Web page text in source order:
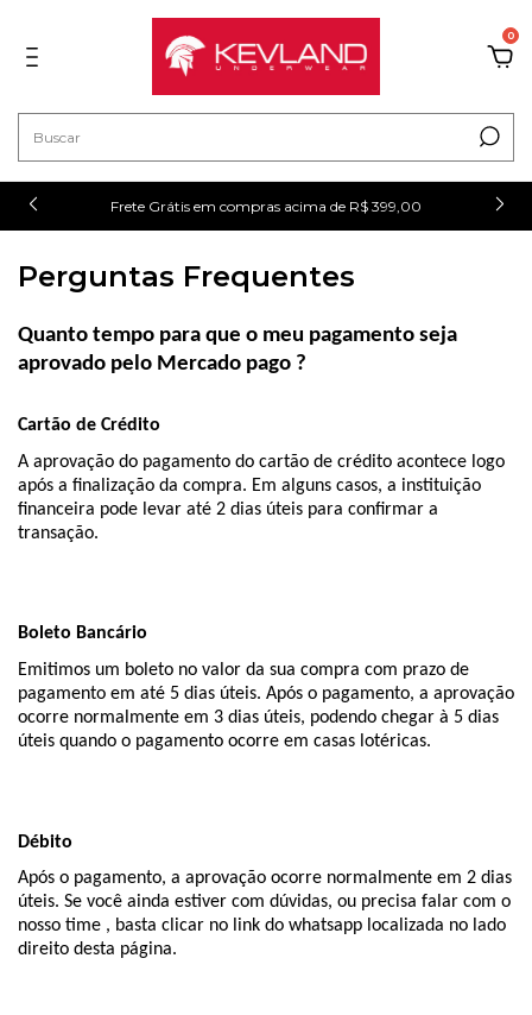
0
Frete Grátis em compras acima de R$ 399,00
Perguntas Frequentes
Quanto tempo para que o meu pagamento seja
aprovado pelo Mercado pago ?
Cartão de Crédito
A aprovação do pagamento do cartão de crédito acontece logo
após a finalização da compra. Em alguns casos, a instituição
financeira pode levar até 2 dias úteis para confirmar a
transação.
Boleto Bancário
Emitimos um boleto no valor da sua compra com prazo de
pagamento em até 5 dias úteis. Após o pagamento, a aprovação
ocorre normalmente em 3 dias úteis, podendo chegar à 5 dias
úteis quando o pagamento ocorre em casas lotéricas.
Débito
Após o pagamento, a aprovação ocorre normalmente em 2 dias
úteis. Se você ainda estiver com dúvidas, ou precisa falar com o
nosso time , basta clicar no link do whatsapp localizada no lado
direito desta página.